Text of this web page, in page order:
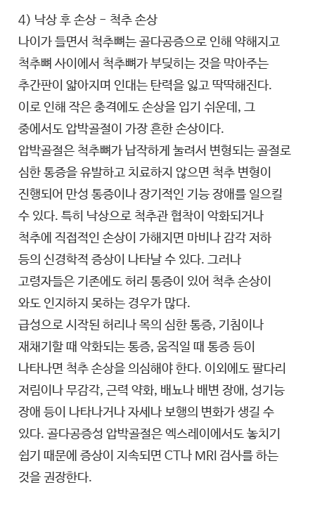
4) 낙상 후 손상 - 척추 손상
나이가 들면서 척추뼈는 골다공증으로 인해 약해지고
척추뼈 사이에서 척추뼈가 부딪히는 것을 막아주는
추간판이 얇아지며 인대는 탄력을 잃고 딱딱해진다.
이로 인해 작은 충격에도 손상을 입기 쉬운데, 그
중에서도 압박골절이 가장 흔한 손상이다.
압박골절은 척추뼈가 납작하게 눌려서 변형되는 골절로
심한 통증을 유발하고 치료하지 않으면 척추 변형이
진행되어 만성 통증이나 장기적인 기능 장애를 일으킬
수 있다. 특히 낙상으로 척추관 협착이 악화되거나
척추에 직접적인 손상이 가해지면 마비나 감각 저하
등의 신경학적 증상이 나타날 수 있다. 그러나
고령자들은 기존에도 허리 통증이 있어 척추 손상이
와도 인지하지 못하는 경우가 많다.
급성으로 시작된 허리나 목의 심한 통증, 기침이나
재채기할 때 악화되는 통증, 움직일 때 통증 등이
나타나면 척추 손상을 의심해야 한다. 이외에도 팔다리
저림이나 무감각, 근력 약화, 배뇨나 배변 장애, 성기능
장애 등이 나타나거나 자세나 보행의 변화가 생길 수
있다. 골다공증성 압박골절은 엑스레이에서도 놓치기
쉽기 때문에 증상이 지속되면 CT나 MRI 검사를 하는
것을 권장한다.